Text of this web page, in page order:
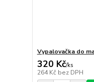
Vypalovačka do
320 Kč/ks
264 Kč bez DPH